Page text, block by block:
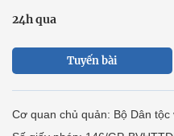
24h qua
Tuyến bài
Cơ quan chủ quản: Bộ Dân tộc